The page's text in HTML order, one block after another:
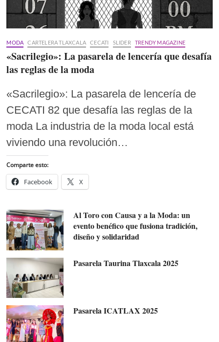
MODA CARTELERA TLAXCALA CECATI SLIDER TRENDY MAGAZINE
«Sacrilegio»: La pasarela de lencería que desafía
las reglas de la moda
«Sacrilegio»: La pasarela de lencería de
CECATI 82 que desafía las reglas de la
moda La industria de la moda local está
viviendo una revolución…
Comparte esto:
Facebook X
Al Toro con Causa y a la Moda: un
evento benéfico que fusiona tradición,
diseño y solidaridad
Pasarela Taurina Tlaxcala 2025
Pasarela ICATLAX 2025